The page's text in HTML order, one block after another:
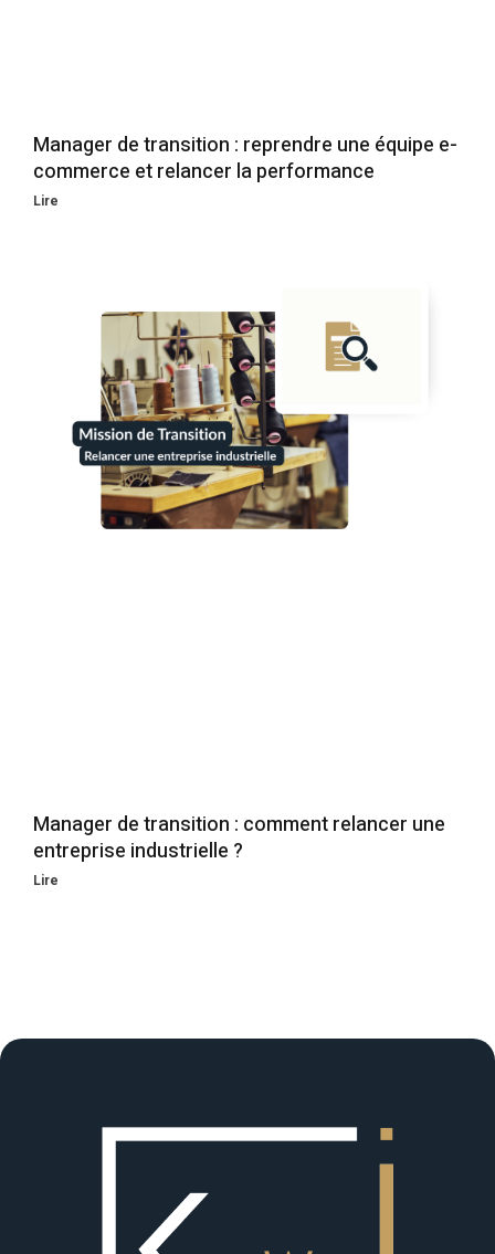
Manager de transition : reprendre une équipe e-
commerce et relancer la performance
Lire
Manager de transition : comment relancer une
entreprise industrielle ?
Lire